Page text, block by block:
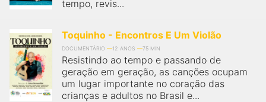
tempo, revis...
Toquinho - Encontros E Um Violão
DOCUMENTÁRIO 12 ANOS 75 MIN
Resistindo ao tempo e passando de
geração em geração, as canções ocupam
um lugar importante no coração das
crianças e adultos no Brasil e...